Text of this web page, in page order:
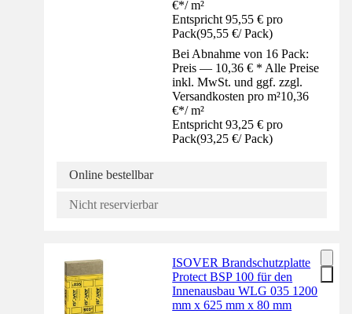
€*/ m²
Entspricht 95,55 € pro
Pack(95,55 €/ Pack)
Bei Abnahme von 16 Pack:
Preis — 10,36 € * Alle Preise
inkl. MwSt. und ggf. zzgl.
Versandkosten pro m²10,36
€*/ m²
Entspricht 93,25 € pro
Pack(93,25 €/ Pack)
Online bestellbar
Nicht reservierbar
ISOVER Brandschutzplatte
Protect BSP 100 für den
Innenausbau WLG 035 1200
mm x 625 mm x 80 mm